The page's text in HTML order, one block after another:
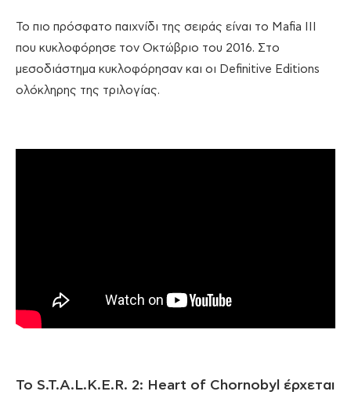
Το πιο πρόσφατο παιχνίδι της σειράς είναι το Mafia III
που κυκλοφόρησε τον Οκτώβριο του 2016. Στο
μεσοδιάστημα κυκλοφόρησαν και οι Definitive Editions
ολόκληρης της τριλογίας.
Το S.T.A.L.K.E.R. 2: Heart of Chornobyl έρχεται